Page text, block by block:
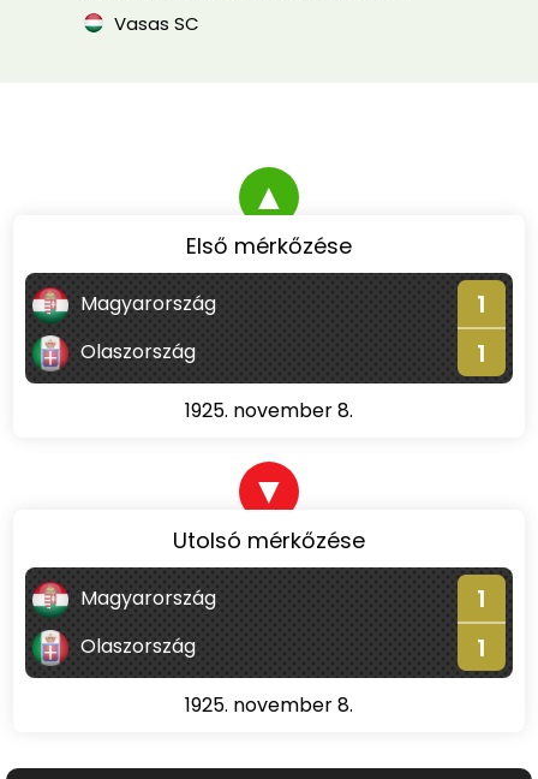
Vasas SC
▲
Első mérkőzése
Magyarország 1
Olaszország 1
1925. november 8.
▼
Utolsó mérkőzése
Magyarország 1
Olaszország 1
1925. november 8.